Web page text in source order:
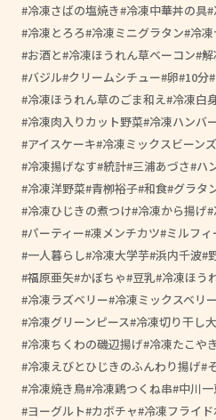
冷凍さばの塩焼き 冷凍中華丼の具
冷凍とろろ 冷凍ミニグラタン 冷
お酒と 冷凍ほうれん草ベーコン 解
バジル クリームシチュー 卵 10分
冷凍ほうれん草のごま和え 冷凍白
冷凍肉入りカット野菜 冷凍ハンバ
アイスケーキ 冷凍ミックスビーンズ
冷凍揚げなす 統計 三浦あづさ ハ
冷凍洋野菜 青栁裕子 和食 グラタ
冷凍ひじきの煮つけ 冷凍から揚げ
パーティー 凍メンチカツ ミルフィ
一人暮らし 冷凍大学芋 浜内千波
福原亜矢 かぼちゃ 豆乳 冷凍ほう
冷凍ラズベリー 冷凍ミックスベリー
冷凍グリーンピース 冷凍切り干し
冷凍ちくわの磯辺揚げ 冷凍たこやき
冷凍えびとひじきのふんわり揚げ
冷凍焼き鳥 冷凍鶏つくね串 中川
ヨーグルト カボチャ 冷凍フライド